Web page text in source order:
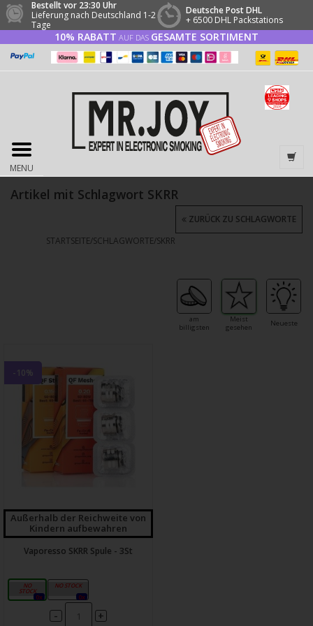
Bestellt vor 23:30 Uhr
Lieferung nach Deutschland 1-2
Tage
Deutsche Post DHL
+ 6500 DHL Packstations
10% RABATT AUF DAS GESAMTE SORTIMENT
MENU
Artikel mit Schlagwort SKRR
STARTSEITE/SCHLAGWORTE/SKRR
ZURÜCK ZU SCHLAGWORTE
am
billigsten
Meist
gesehen
Neueste
-10%
Außerhalb der Reichweite von
Kindern aufbewahren
Vaporesso SKRR Spule - 3St
S-0,15Ω
0x
M - 0,2 Ω
0x
- +